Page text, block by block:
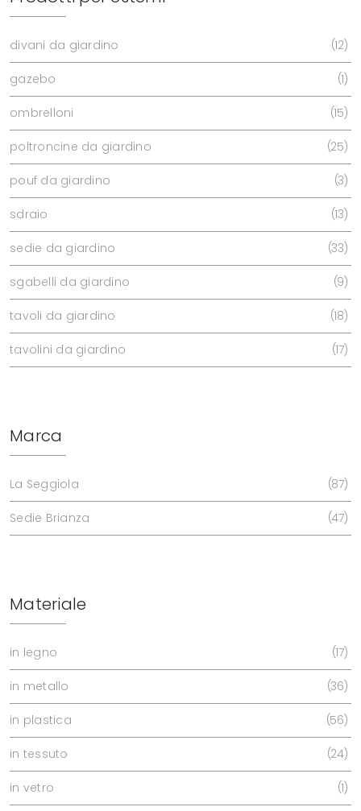
divani da giardino 12
gazebo 1
ombrelloni 15
poltroncine da giardino 25
pouf da giardino 3
sdraio 13
sedie da giardino 33
sgabelli da giardino 9
tavoli da giardino 18
tavolini da giardino 17
Marca
La Seggiola 87
Sedie Brianza 47
Materiale
in legno 17
in metallo 36
in plastica 56
in tessuto 24
in vetro 1